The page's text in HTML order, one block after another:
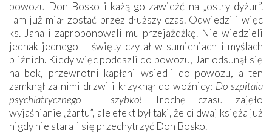
powozu Don Bosko i każą go zawieźć na „ostry dyżur”.
Tam już miał zostać przez dłuższy czas. Odwiedzili więc
ks. Jana i zaproponowali mu przejażdżkę. Nie wiedzieli
jednak jednego – święty czytał w sumieniach i myślach
bliźnich. Kiedy więc podeszli do powozu, Jan odsunął się
na bok, przewrotni kapłani wsiedli do powozu, a ten
zamknął za nimi drzwi i krzyknął do woźnicy: Do szpitala
psychiatrycznego – szybko! Trochę czasu zajęło
wyjaśnianie „żartu”, ale efekt był taki, że ci dwaj księża już
nigdy nie starali się przechytrzyć Don Bosko.